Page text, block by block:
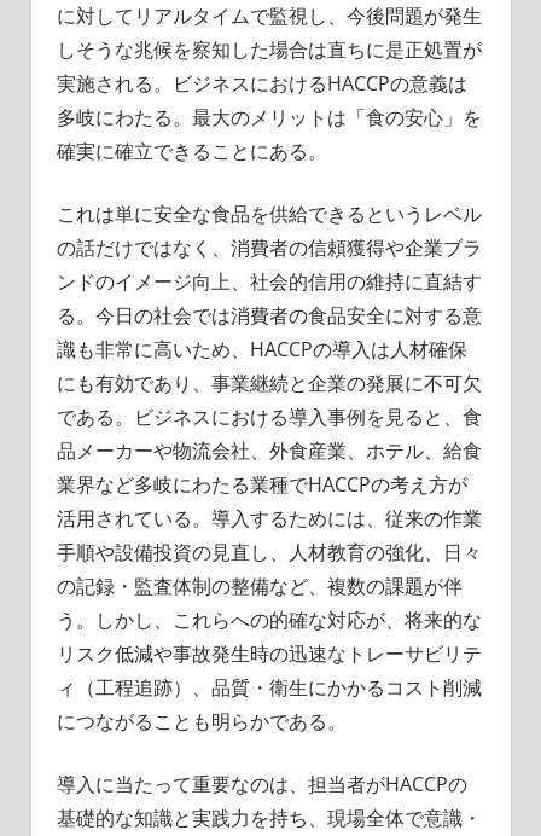
に対してリアルタイムで監視し、今後問題が発生
しそうな兆候を察知した場合は直ちに是正処置が
実施される。ビジネスにおけるHACCPの意義は
多岐にわたる。最大のメリットは「食の安心」を
確実に確立できることにある。
これは単に安全な食品を供給できるというレベル
の話だけではなく、消費者の信頼獲得や企業ブラ
ンドのイメージ向上、社会的信用の維持に直結す
る。今日の社会では消費者の食品安全に対する意
識も非常に高いため、HACCPの導入は人材確保
にも有効であり、事業継続と企業の発展に不可欠
である。ビジネスにおける導入事例を見ると、食
品メーカーや物流会社、外食産業、ホテル、給食
業界など多岐にわたる業種でHACCPの考え方が
活用されている。導入するためには、従来の作業
手順や設備投資の見直し、人材教育の強化、日々
の記録・監査体制の整備など、複数の課題が伴
う。しかし、これらへの的確な対応が、将来的な
リスク低減や事故発生時の迅速なトレーサビリテ
ィ（工程追跡）、品質・衛生にかかるコスト削減
につながることも明らかである。
導入に当たって重要なのは、担当者がHACCPの
基礎的な知識と実践力を持ち、現場全体で意識・